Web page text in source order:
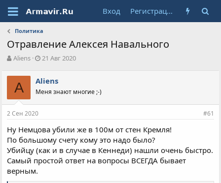
Вход Регистрация
Политика
Отравление Алексея Навального
А
т
р
т
е
ы
Aliens
Д
а
н
л
а
21 Авг 2020
A Aliens
Меня знают многие ;-)
2 Сен 2020 #61
Ну Немцова убили же в 100м от стен Кремля!
По большому счету кому это надо было?
Убийцу (как и в случае в Кеннеди) нашли очень быстро.
Самый простой ответ на вопросы ВСЕГДА бывает
верным.